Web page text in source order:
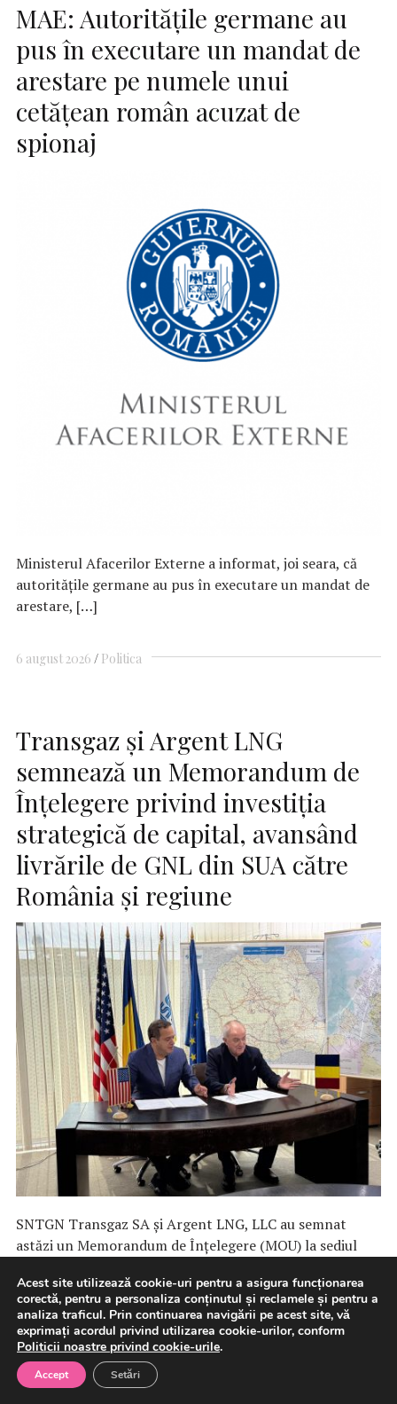
MAE: Autorităţile germane au
pus în executare un mandat de
arestare pe numele unui
cetăţean român acuzat de
spionaj
Ministerul Afacerilor Externe a informat, joi seara, că
autorităţile germane au pus în executare un mandat de
arestare, […]
6 august 2026 Politica
Transgaz și Argent LNG
semnează un Memorandum de
Înțelegere privind investiția
strategică de capital, avansând
livrările de GNL din SUA către
România și regiune
SNTGN Transgaz SA și Argent LNG, LLC au semnat
astăzi un Memorandum de Înțelegere (MOU) la sediul
6 august 2026 Fără categorieGaze naturale
Acest site utilizează cookie-uri pentru a asigura funcționarea
corectă, pentru a personaliza conținutul și reclamele și pentru a
analiza traficul. Prin continuarea navigării pe acest site, vă
exprimați acordul privind utilizarea cookie-urilor, conform
Politicii noastre privind cookie-urile.
Accept Setări